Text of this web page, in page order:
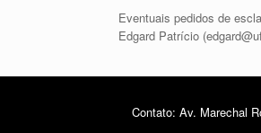
Eventuais pedidos de
Edgard Patrício
Contato: Av. Marechal